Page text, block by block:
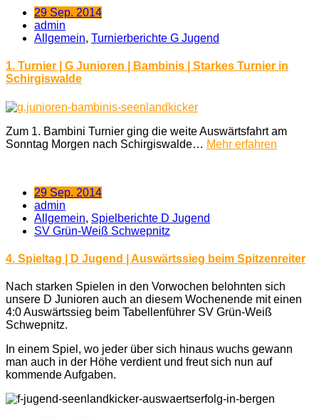
29 Sep. 2014
admin
Allgemein, Turnierberichte G Jugend
1. Turnier | G Junioren | Bambinis | Starkes Turnier in
Schirgiswalde
Zum 1. Bambini Turnier ging die weite Auswärtsfahrt am
Sonntag Morgen nach Schirgiswalde… Mehr erfahren
29 Sep. 2014
admin
Allgemein, Spielberichte D Jugend
SV Grün-Weiß Schwepnitz
4. Spieltag | D Jugend | Auswärtssieg beim Spitzenreiter
Nach starken Spielen in den Vorwochen belohnten sich
unsere D Junioren auch an diesem Wochenende mit einen
4:0 Auswärtssieg beim Tabellenführer SV Grün-Weiß
Schwepnitz.
In einem Spiel, wo jeder über sich hinaus wuchs gewann
man auch in der Höhe verdient und freut sich nun auf
kommende Aufgaben.